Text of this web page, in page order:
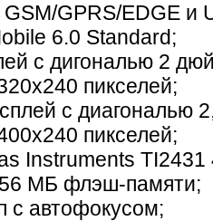
GSM/GPRS/EDGE и
6.0 Standard;
с дигональю 2
пикселей;
с диагональю
пикселей;
Instruments
МБ флэш-памяти;
с автофокусом;